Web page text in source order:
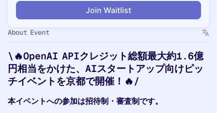
Join Waitlist
About Event
\🔥OpenAI APIクレジット総額最大約1.6億
円相当をかけた、AIスタートアップ向けピッ
チイベントを京都で開催！🔥/
本イベントへの参加は招待制・審査制です。